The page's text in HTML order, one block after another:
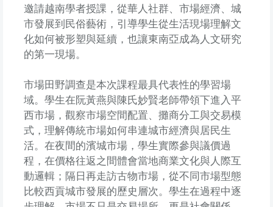
邀請越南學者授課，從華人社群、市場經濟、城
市發展到民俗藝術，引導學生從生活現場理解文
化如何被形塑與延續，也讓東南亞成為人文研究
的第一現場。
市場田野調查是本次課程最具代表性的學習場
域。學生在阮黃燕與陳氏妙賢老師帶領下進入平
西市場，觀察市場空間配置、攤商分工與交易模
式，理解傳統市場如何串連城市經濟與居民生
活。在夜間的濱城市場，學生實際參與議價過
程，在價格往返之間體會當地商業文化與人際互
動邏輯；隔日再走訪古物市場，從不同市場型態
比較西貢城市發展的歷史層次。學生在過程中逐